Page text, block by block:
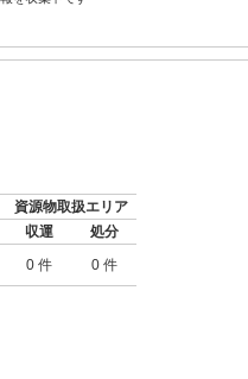
資源物取扱エリア
収運
処分
0 件 0 件